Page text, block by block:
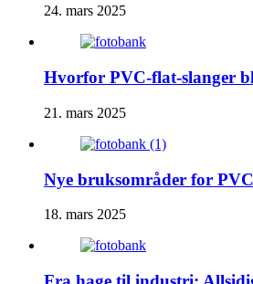
24. mars 2025
Hvorfor PVC-flat-slanger
21. mars 2025
Nye bruksområder for
18. mars 2025